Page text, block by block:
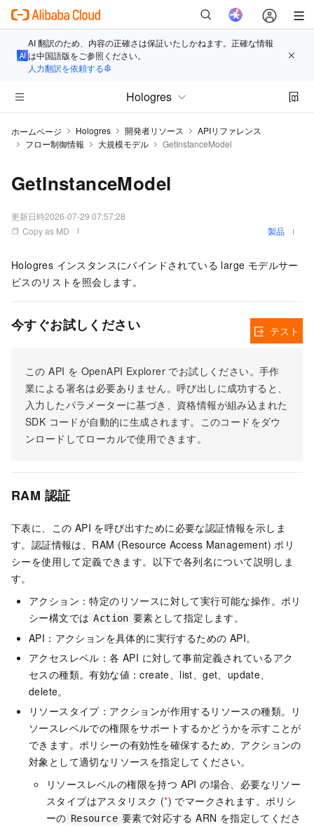
AI 翻訳のため、内容の正確さは保証いたしかねます。正確な情報
は中国語版をご参照ください。
人力翻訳を依頼する
Hologres
ホームページ Hologres 開発者リソース
APIリファレンス
フロー制御情報
大規模モデル GetInstanceModel
GetInstanceModel
更新日時2026-07-29 07:57:28
Copy as MD
製品
Hologres インスタンスにバインドされている large モデルサー
ビスのリストを照会します。
今すぐお試しください
この API を OpenAPI Explorer でお試しください。手作
業による署名は必要ありません。呼び出しに成功すると、
入力したパラメーターに基づき、資格情報が組み込まれた
SDK コードが自動的に生成されます。このコードをダウ
ンロードしてローカルで使用できます。
テスト
RAM 認証
下表に、この API を呼び出すために必要な認証情報を示しま
す。認証情報は、RAM (Resource Access Management) ポリ
シーを使用して定義できます。以下で各列名について説明しま
す。
アクション：特定のリソースに対して実行可能な操作。ポリ
シー構文では Action 要素として指定します。
API：アクションを具体的に実行するための API。
アクセスレベル：各 API に対して事前定義されているアク
セスの種類。有効な値：create、list、get、update、
delete。
リソースタイプ：アクションが作用するリソースの種類。リ
ソースレベルでの権限をサポートするかどうかを示すことが
できます。ポリシーの有効性を確保するため、アクションの
対象として適切なリソースを指定してください。
リソースレベルの権限を持つ API の場合、必要なリソー
スタイプはアスタリスク (*) でマークされます。ポリシ
ーの Resource 要素で対応する ARN を指定してくださ